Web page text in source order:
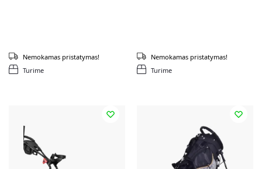
Turime
Nemokamas pristatymas!
Turime
Nemokamas pristatymas!